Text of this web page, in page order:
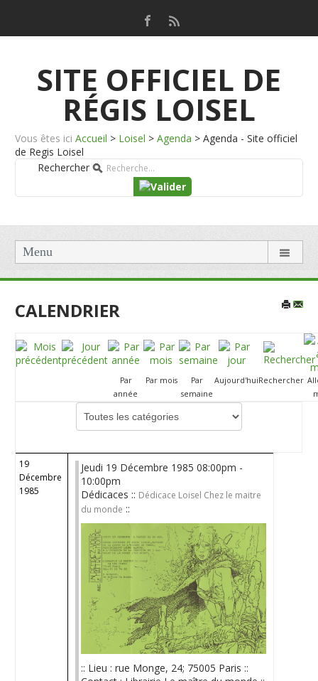
SITE OFFICIEL DE
RÉGIS LOISEL
Vous êtes ici Accueil > Loisel > Agenda > Agenda - Site officiel
de Regis Loisel
Rechercher
Menu
CALENDRIER
Par
année
Par mois
Par
semaine
Aujourd'huiRechercher
Choisissez une catégorie pour filtrer la liste
19
Décembre
1985
Jeudi 19 Décembre 1985 08:00pm -
10:00pm
Dédicaces :: Dédicace Loisel Chez le maitre
du monde ::
:: Lieu : rue Monge, 24; 75005 Paris ::